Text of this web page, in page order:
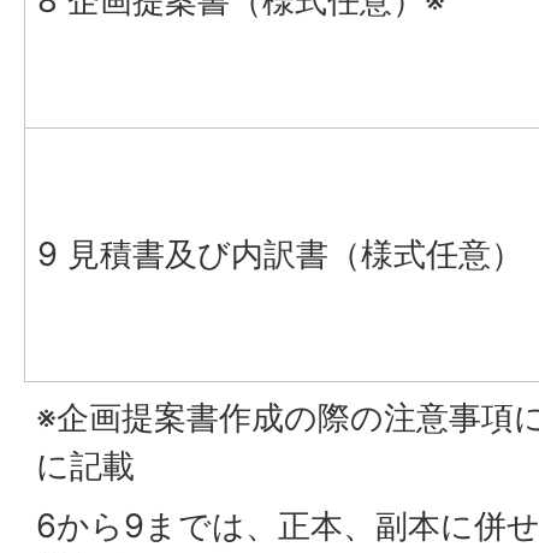
9 見積書及び内訳書（様式任意）
※企画提案書作成の際の注意事項
に記載
6から9までは、正本、副本に併